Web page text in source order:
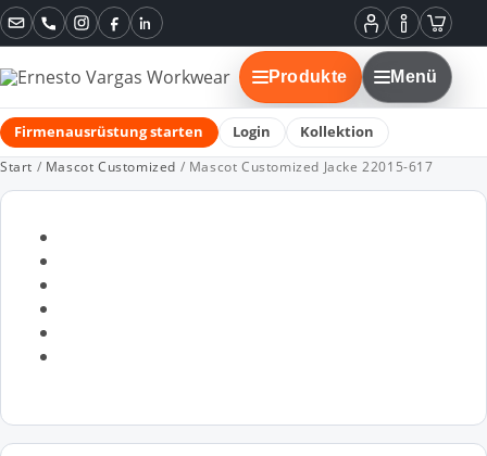
Mein
Konto
Informationen
Instagram
FacebookLinkedIn
Produkte Menü
Firmenausrüstung starten Login Kollektion
Start / Mascot Customized / Mascot Customized Jacke 22015-617